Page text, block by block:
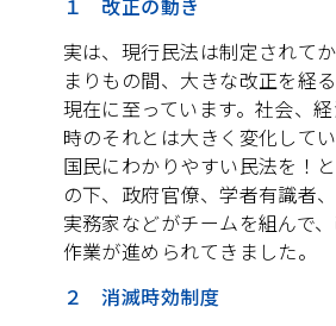
１ 改正の動き
実は、現行民法は制定されて
まりもの間、大きな改正を経
現在に至っています。社会、
時のそれとは大きく変化してい
国民にわかりやすい民法を！
の下、政府官僚、学者有識者
実務家などがチームを組んで
作業が進められてきました。
２ 消滅時効制度